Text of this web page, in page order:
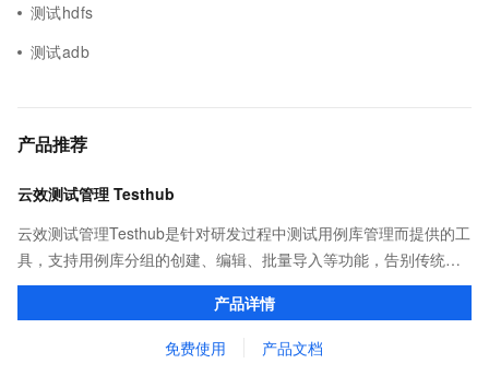
测试hdfs
测试adb
产品推荐
云效测试管理 Testhub
云效测试管理Testhub是针对研发过程中测试用例库管理而提供的工
具，支持用例库分组的创建、编辑、批量导入等功能，告别传统项
目管理中测试用例重复撰写、用例信息共享不易的问题，成为测试
产品详情
免费使用 产品文档